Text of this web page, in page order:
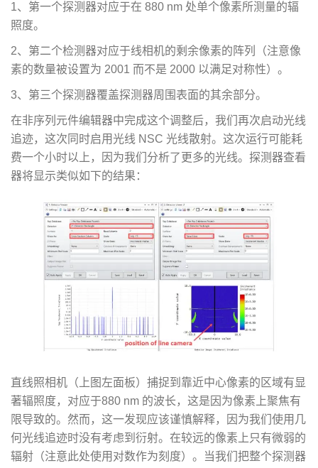
1、第一个探测器对应于在 880 nm 处单个像素所测量的辐
照度。
2、第二个检测器对应于线相机的剩余像素的阵列（注意像
素的数量被设置为 2001 而不是 2000 以满足对称性）。
3、第三个探测器覆盖探测器周围表面的其余部分。
在非序列元件编辑器中完成这个调整后，我们再次启动光线
追迹，这次同时启用光线 NSC 光线散射。这次运行可能耗
费一个小时以上，因为我们分析了更多的光线。探测器查看
器将显示类似如下的结果：
直线照相机（上图左面板）捕捉到靠近中心像素的区域有显
著辐照度，对应于880 nm 的波长，这是因为像素上聚焦有
限导致的。然而，这一发现应该谨慎解释，因为我们使用几
何光线追迹时没有考虑到衍射。在较远的像素上只有微弱的
辐射（注意此处使用对数作为刻度）。当我们把整个探测器